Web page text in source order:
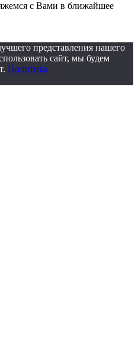
с Вами в ближайшее
представления нашего
сайт, мы будем
Политика